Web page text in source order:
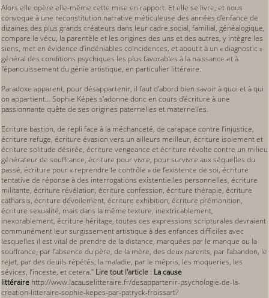
Alors elle opère elle-même cette mise en rapport. Et elle se livre, et nous
convoque à une reconstitution narrative méticuleuse des années d’enfance de
dizaines des plus grands créateurs dans leur cadre social, familial, généalogique,
compare le vécu, la parentèle et les origines des uns et des autres, y intègre les
siens, met en évidence d’indéniables coïncidences, et aboutit à un « diagnostic »
général des conditions psychiques les plus favorables à la naissance et à
l’épanouissement du génie artistique, en particulier littéraire.
Paradoxe apparent, pour désappartenir, il faut d’abord bien savoir à quoi et à qui
on appartient… Sophie Képès s’adonne donc en cours d’écriture à une
passionnante quête de ses origines paternelles et maternelles.
Ecriture bastion, de repli face à la méchanceté, de carapace contre l’injustice,
écriture refuge, écriture évasion vers un ailleurs meilleur, écriture isolement et
écriture solitude désirée, écriture vengeance et écriture révolte contre un milieu
générateur de souffrance, écriture pour vivre, pour survivre aux séquelles du
passé, écriture pour « reprendre le contrôle » de l’existence de soi, écriture
tentative de réponse à des interrogations existentielles personnelles, écriture
militante, écriture révélation, écriture confession, écriture thérapie, écriture
catharsis, écriture dévoilement, écriture exhibition, écriture prémonition,
écriture sexualité, mais dans la même texture, inextricablement,
inexorablement, écriture héritage, toutes ces expressions scripturales devraient
communément leur surgissement artistique à des enfances difficiles avec
lesquelles il est vital de prendre de la distance, marquées par le manque ou la
souffrance, par l’absence du père, de la mère, des deux parents, par l’abandon, le
rejet, par des deuils répétés, la maladie, par le mépris, les moqueries, les
sévices, l’inceste, et cetera." Lire tout l'article : La cause
littéraire http://www.lacauselitteraire.fr/desappartenir-psychologie-de-la-
creation-litteraire-sophie-kepes-par-patryck-froissart?